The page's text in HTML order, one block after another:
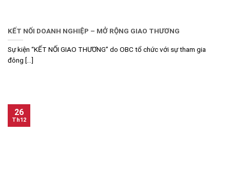
KẾT NỐI DOANH NGHIỆP – MỞ RỘNG GIAO THƯƠNG
Sự kiện “KẾT NỐI GIAO THƯƠNG” do OBC tổ chức với sự tham gia
đông [...]
26
Th12